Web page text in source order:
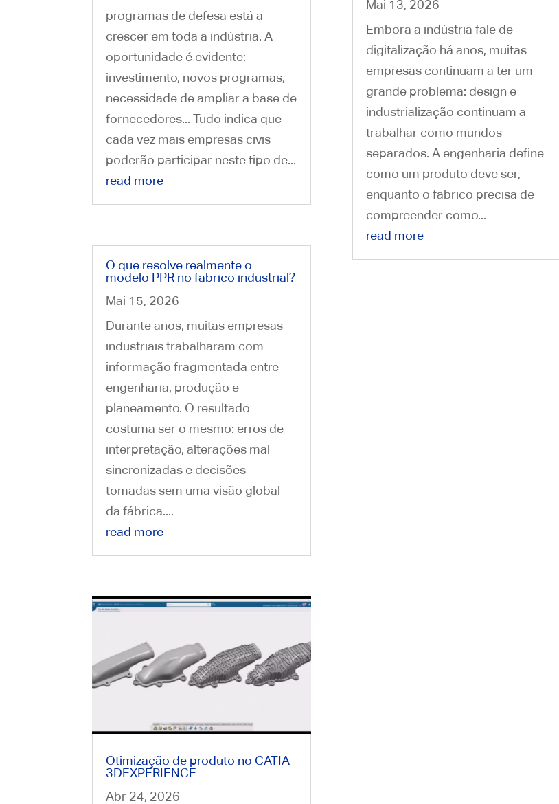
programas de defesa está a
crescer em toda a indústria. A
oportunidade é evidente:
investimento, novos programas,
necessidade de ampliar a base de
fornecedores... Tudo indica que
cada vez mais empresas civis
poderão participar neste tipo de...
read more
O que resolve realmente o
modelo PPR no fabrico industrial?
Mai 15, 2026
Durante anos, muitas empresas
industriais trabalharam com
informação fragmentada entre
engenharia, produção e
planeamento. O resultado
costuma ser o mesmo: erros de
interpretação, alterações mal
sincronizadas e decisões
tomadas sem uma visão global
da fábrica....
read more
Otimização de produto no CATIA
3DEXPERIENCE
Abr 24, 2026
Mai 13, 2026
Embora a indústria fale de
digitalização há anos, muitas
empresas continuam a ter um
grande problema: design e
industrialização continuam a
trabalhar como mundos
separados. A engenharia define
como um produto deve ser,
enquanto o fabrico precisa de
compreender como...
read more